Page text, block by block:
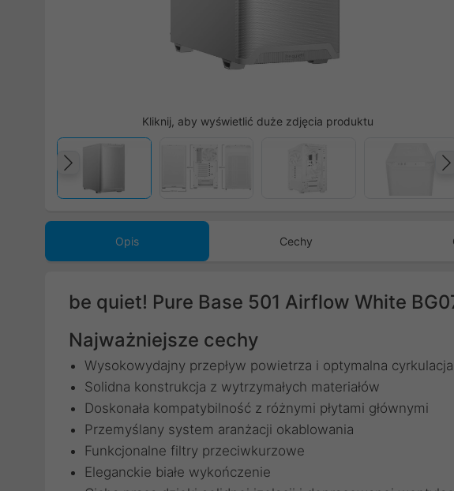
Kliknij, aby wyświetlić duże zdjęcia produktu
Opis Cechy
be quiet! Pure Base 501 Airflow White
Najważniejsze cechy
Wysokowydajny przepływ powietrza i optymalna cyrkulacja
Solidna konstrukcja z wytrzymałych materiałów
Doskonała kompatybilność z różnymi płytami głównymi
Przemyślany system aranżacji okablowania
Funkcjonalne filtry przeciwkurzowe
Eleganckie białe wykończenie